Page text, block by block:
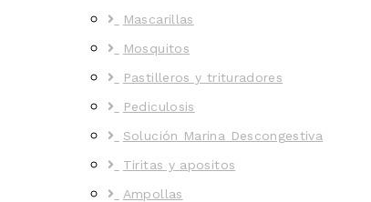
Mascarillas
Mosquitos
Pastilleros y trituradores
Pediculosis
Solución Marina Descongestiva
Tiritas y apositos
Ampollas